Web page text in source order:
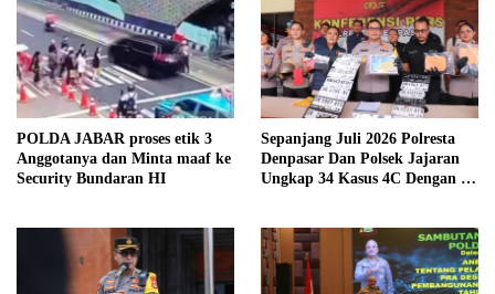
POLDA JABAR proses etik 3
Anggotanya dan Minta maaf ke
Security Bundaran HI
Sepanjang Juli 2026 Polresta
Denpasar Dan Polsek Jajaran
Ungkap 34 Kasus 4C Dengan 42